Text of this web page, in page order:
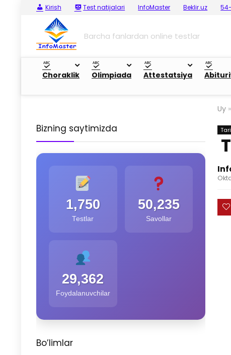
Kirish Test natijalari InfoMaster Beklir.uz
Barcha fanlardan online testlar
Choraklik Olimpiada Attestatsiya
Uy »
Bizning saytimizda
1,750
Testlar
50,235
Savollar
29,362
Foydalanuvchilar
Bo’limlar